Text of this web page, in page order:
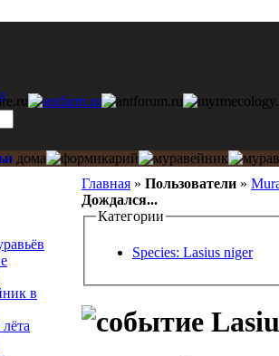
Главная » Пользователи »
Дождался...
Категории
Species: Lasius niger
в